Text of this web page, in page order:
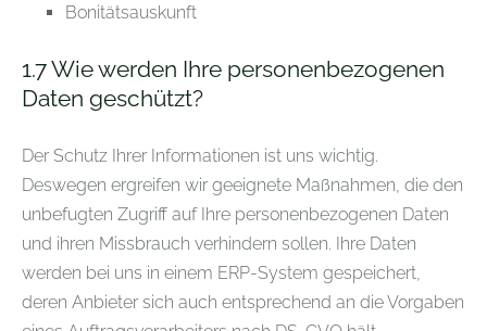
Bonitätsauskunft
1.7 Wie werden Ihre personenbezogenen
Daten geschützt?
Der Schutz Ihrer Informationen ist uns wichtig.
Deswegen ergreifen wir geeignete Maßnahmen, die den
unbefugten Zugriff auf Ihre personenbezogenen Daten
und ihren Missbrauch verhindern sollen. Ihre Daten
werden bei uns in einem ERP-System gespeichert,
deren Anbieter sich auch entsprechend an die Vorgaben